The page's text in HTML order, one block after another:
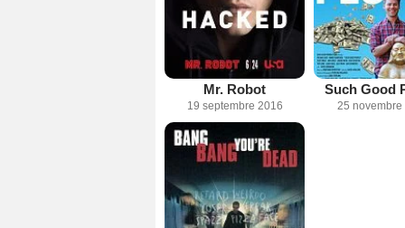
Mr. Robot
19 septembre 2016
Such Good
25 novembre